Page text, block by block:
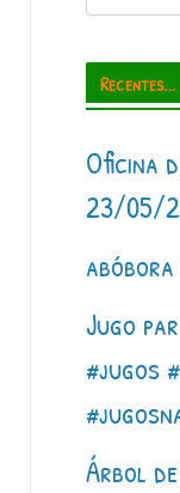
Recentes...
Oficina
23/05/
abóbora
Jugo
#jugos
Árbol